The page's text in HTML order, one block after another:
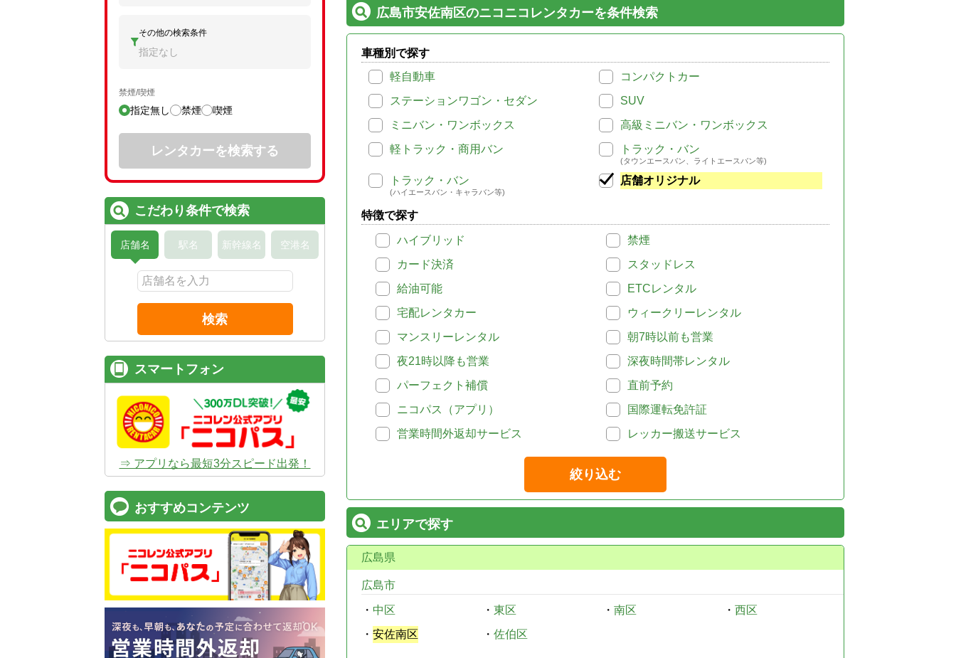
広島市安佐南区のニコニコレンタカーを条件検索
車種別で探す
軽自動車
コンパクトカー
ステーションワゴン・セダン
SUV
ミニバン・ワンボックス
高級ミニバン・ワンボックス
軽トラック・商用バン
トラック・バン
(タウンエースバン、ライトエースバン等)
トラック・バン
(ハイエースバン・キャラバン等)
店舗オリジナル
特徴で探す
ハイブリッド
禁煙
カード決済
スタッドレス
給油可能
ETCレンタル
宅配レンタカー
ウィークリーレンタル
マンスリーレンタル
朝7時以前も営業
夜21時以降も営業
深夜時間帯レンタル
パーフェクト補償
直前予約
ニコパス（アプリ）
国際運転免許証
営業時間外返却サービス
レッカー搬送サービス
絞り込む
エリアで探す
広島県
広島市
・ 中区 ・ 東区 ・ 南区 ・ 西区
・ 安佐南区 ・ 佐伯区
その他の検索条件
指定なし
禁煙/喫煙
指定無し 禁煙 喫煙
レンタカーを検索する
こだわり条件で検索
店舗名 駅名 新幹線名 空港名
検索
スマートフォン
⇒ アプリなら最短3分スピード出発！
おすすめコンテンツ